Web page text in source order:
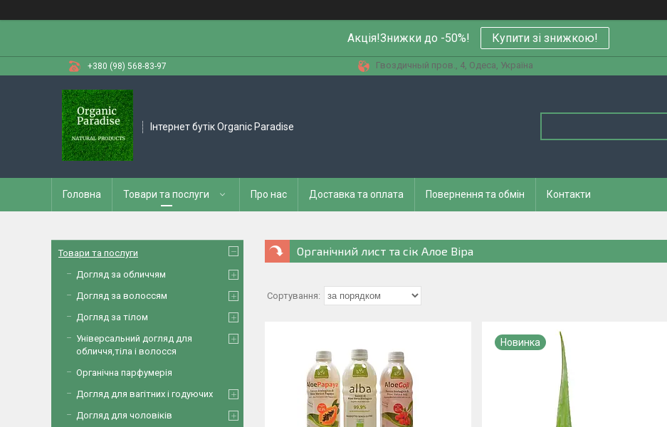
Акція!Знижки до -50%! Купити зi знижкою!
+380 (98) 568-83-97 Гвоздичный пров., 4, Одеса, Україна
Інтернет бутік Organic Paradise
Головна Товари та послуги Про нас Доставка та оплата Повернення та обмін Контакти
Органічний лист та сік Алое Віра
Новинка
Товари та послуги
Догляд за обличчям
Догляд за волоссям
Догляд за тілом
Універсальний догляд для
обличчя,тіла і волосся
Органічна парфумерія
Догляд для вагітних і годуючих
Догляд для чоловіків